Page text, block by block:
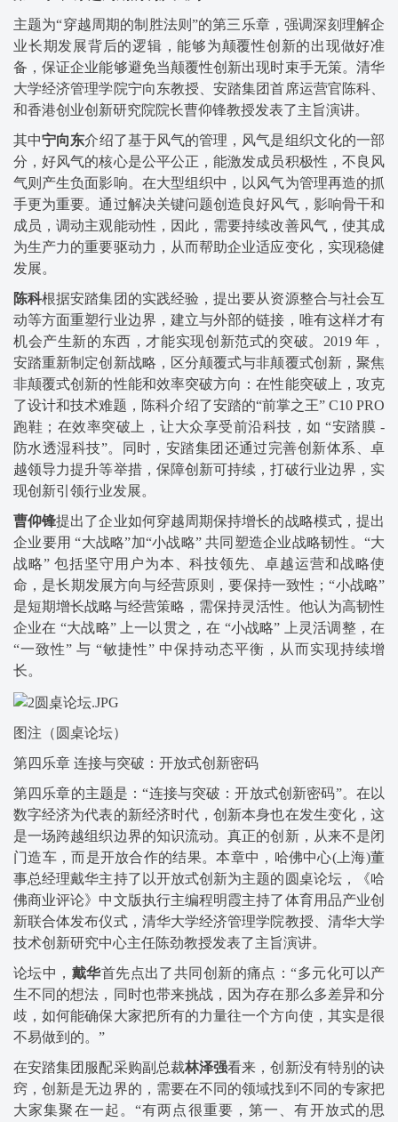
主题为“穿越周期的制胜法则”的第三乐章，强调深刻理解企
业长期发展背后的逻辑，能够为颠覆性创新的出现做好准
备，保证企业能够避免当颠覆性创新出现时束手无策。清华
大学经济管理学院宁向东教授、安踏集团首席运营官陈科、
和香港创业创新研究院院长曹仰锋教授发表了主旨演讲。
其中宁向东介绍了基于风气的管理，风气是组织文化的一部
分，好风气的核心是公平公正，能激发成员积极性，不良风
气则产生负面影响。在大型组织中，以风气为管理再造的抓
手更为重要。通过解决关键问题创造良好风气，影响骨干和
成员，调动主观能动性，因此，需要持续改善风气，使其成
为生产力的重要驱动力，从而帮助企业适应变化，实现稳健
发展。
陈科根据安踏集团的实践经验，提出要从资源整合与社会互
动等方面重塑行业边界，建立与外部的链接，唯有这样才有
机会产生新的东西，才能实现创新范式的突破。2019 年，
安踏重新制定创新战略，区分颠覆式与非颠覆式创新，聚焦
非颠覆式创新的性能和效率突破方向：在性能突破上，攻克
了设计和技术难题，陈科介绍了安踏的“前掌之王” C10 PRO
跑鞋；在效率突破上，让大众享受前沿科技，如 “安踏膜 -
防水透湿科技”。同时，安踏集团还通过完善创新体系、卓
越领导力提升等举措，保障创新可持续，打破行业边界，实
现创新引领行业发展。
曹仰锋提出了企业如何穿越周期保持增长的战略模式，提出
企业要用 “大战略”加“小战略” 共同塑造企业战略韧性。“大
战略” 包括坚守用户为本、科技领先、卓越运营和战略使
命，是长期发展方向与经营原则，要保持一致性；“小战略”
是短期增长战略与经营策略，需保持灵活性。他认为高韧性
企业在 “大战略” 上一以贯之，在 “小战略” 上灵活调整，在
“一致性” 与 “敏捷性” 中保持动态平衡，从而实现持续增
长。
图注（圆桌论坛）
第四乐章 连接与突破：开放式创新密码
第四乐章的主题是：“连接与突破：开放式创新密码”。在以
数字经济为代表的新经济时代，创新本身也在发生变化，这
是一场跨越组织边界的知识流动。真正的创新，从来不是闭
门造车，而是开放合作的结果。本章中，哈佛中心(上海)董
事总经理戴华主持了以开放式创新为主题的圆桌论坛，《哈
佛商业评论》中文版执行主编程明霞主持了体育用品产业创
新联合体发布仪式，清华大学经济管理学院教授、清华大学
技术创新研究中心主任陈劲教授发表了主旨演讲。
论坛中， 戴华首先点出了共同创新的痛点：“多元化可以产
生不同的想法，同时也带来挑战，因为存在那么多差异和分
歧，如何能确保大家把所有的力量往一个方向使，其实是很
不易做到的。”
在安踏集团服配采购副总裁林泽强看来，创新没有特别的诀
窍，创新是无边界的，需要在不同的领域找到不同的专家把
大家集聚在一起。“有两点很重要，第一、有开放式的思